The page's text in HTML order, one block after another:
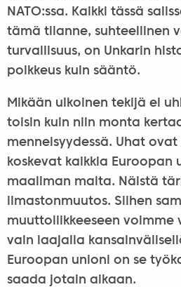
NATO:ssa. Kaikki tässä
tämä tilanne, suhteellinen
turvallisuus, on Unkarin
poikkeus kuin sääntö.
Mikään ulkoinen tekijä ei
toisin kuin niin monta
menneisyydessä. Uhat
koskevat kaikkia Euroopan
maailman maita. Näistä
ilmastonmuutos. Siihen
muuttoliikkeeseen
vain laajalla
Euroopan unioni on se
saada jotain aikaan.